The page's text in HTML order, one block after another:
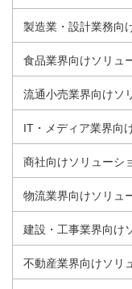
製造業・設計業務向
食品業界向けソリュ
流通小売業界向けソ
IT・メディア業界向
商社向けソリューシ
物流業界向けソリュ
建設・工事業界向け
不動産業界向けソリ